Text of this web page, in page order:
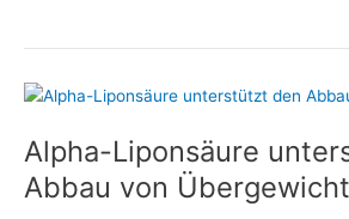
mit
Informationsangebot
Alpha-Liponsäure
Abbau von Übergewicht